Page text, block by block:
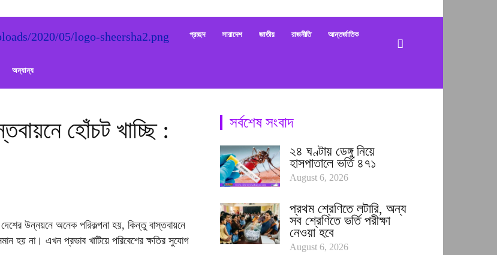
Sheershabani
প্রচ্ছদ সারাদেশ জাতীয় রাজনীতি আন্তর্জাতিক
অন্যান্য
হোঁচট খাচ্ছি :
উন্নয়নে অনেক পরিকল্পনা হয়, কিন্তু বাস্তবায়নে
হয় না। এখন প্রভাব খাটিয়ে পরিবেশের ক্ষতির সুযোগ
সর্বশেষ সংবাদ
২৪ ঘণ্টায় ডেঙ্গু নিয়ে
হাসপাতালে ভর্তি ৪৭১
August 6, 2026
প্রথম শ্রেণিতে লটারি, অন্য
সব শ্রেণিতে ভর্তি পরীক্ষা
নেওয়া হবে
August 6, 2026